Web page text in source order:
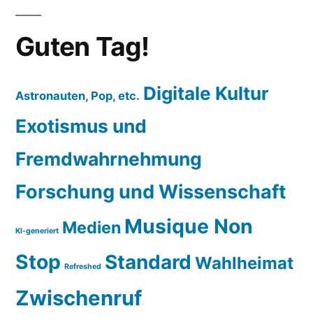
Guten Tag!
Astronauten, Pop, etc. Digitale Kultur
Exotismus und
Fremdwahrnehmung
Forschung und Wissenschaft
KI-generiert Medien Musique Non
Stop Refreshed Standard Wahlheimat
Zwischenruf